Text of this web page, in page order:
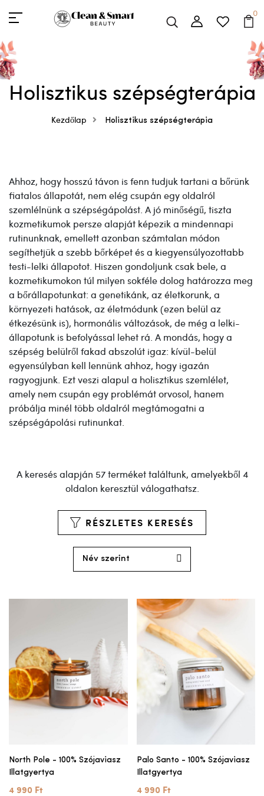
0
Holisztikus szépségterápia
Kezdőlap Holisztikus szépségterápia
Ahhoz, hogy hosszú távon is fenn tudjuk tartani a bőrünk
fiatalos állapotát, nem elég csupán egy oldalról
szemlélnünk a szépségápolást. A jó minőségű, tiszta
kozmetikumok persze alapját képezik a mindennapi
rutinunknak, emellett azonban számtalan módon
segíthetjük a szebb bőrképet és a kiegyensúlyozottabb
testi-lelki állapotot. Hiszen gondoljunk csak bele, a
kozmetikumokon túl milyen sokféle dolog határozza meg
a bőrállapotunkat: a genetikánk, az életkorunk, a
környezeti hatások, az életmódunk (ezen belül az
étkezésünk is), hormonális változások, de még a lelki-
állapotunk is befolyással lehet rá. A mondás, hogy a
szépség belülről fakad abszolút igaz: kívül-belül
egyensúlyban kell lennünk ahhoz, hogy igazán
ragyogjunk. Ezt veszi alapul a holisztikus szemlélet,
amely nem csupán egy problémát orvosol, hanem
próbálja minél több oldalról megtámogatni a
szépségápolási rutinunkat.
A keresés alapján 57 terméket találtunk, amelyekből 4
oldalon keresztül válogathatsz.
RÉSZLETES KERESÉS
North Pole - 100% Szójaviasz
Illatgyertya
4 990 Ft
Palo Santo - 100% Szójaviasz
Illatgyertya
4 990 Ft